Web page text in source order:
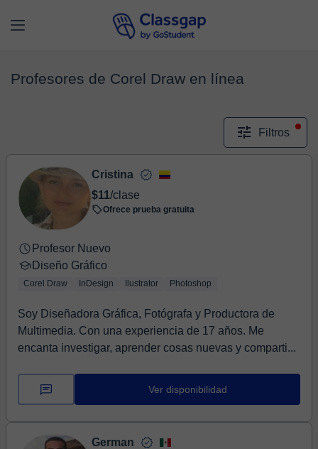
Profesores de Corel Draw en línea
Filtros
Cristina
$11/clase
Ofrece prueba gratuita
Profesor Nuevo
Diseño Gráfico
Corel Draw InDesign Ilustrator Photoshop
Soy Diseñadora Gráfica, Fotógrafa y Productora de
Multimedia. Con una experiencia de 17 años. Me
encanta investigar, aprender cosas nuevas y comparti...
Ver disponibilidad
German